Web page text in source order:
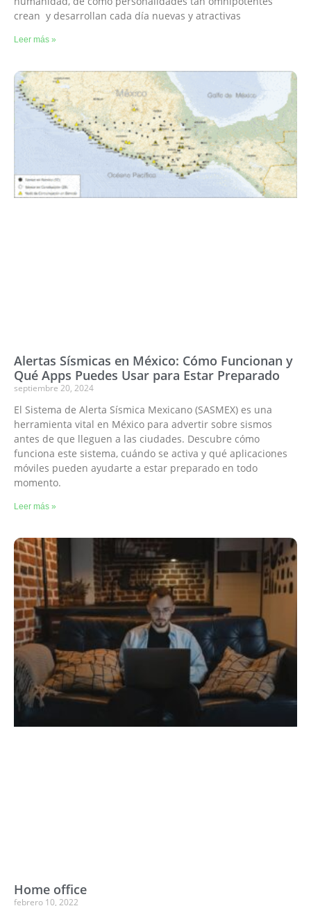
crean y desarrollan cada día nuevas y atractivas
Leer más »
Alertas Sísmicas en México: Cómo Funcionan y
Qué Apps Puedes Usar para Estar Preparado
septiembre 20, 2024
El Sistema de Alerta Sísmica Mexicano (SASMEX) es una
herramienta vital en México para advertir sobre sismos
antes de que lleguen a las ciudades. Descubre cómo
funciona este sistema, cuándo se activa y qué aplicaciones
móviles pueden ayudarte a estar preparado en todo
momento.
Leer más »
Home office
febrero 10, 2022